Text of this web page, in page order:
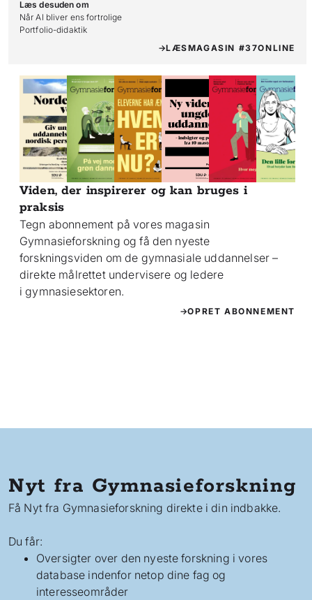
Læs desuden om
Når AI bliver ens fortrolige
Portfolio-didaktik
LÆSMAGASIN #37ONLINE
Viden, der inspirerer og kan bruges i
praksis
Tegn abonnement på vores magasin
Gymnasieforskning og få den nyeste
forskningsviden om de gymnasiale uddannelser –
direkte målrettet undervisere og ledere
i gymnasiesektoren.
OPRET ABONNEMENT
Nyt fra Gymnasieforskning
Få Nyt fra Gymnasieforskning direkte i din indbakke.
Du får:
Oversigter over den nyeste forskning i vores
database indenfor netop dine fag og
interesseområder